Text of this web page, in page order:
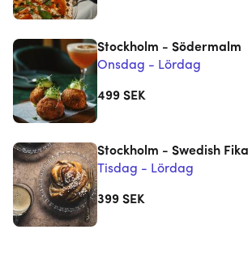
Stockholm - Södermalm
Onsdag - Lördag
499 SEK
Stockholm - Swedish Fika
Tisdag - Lördag
399 SEK